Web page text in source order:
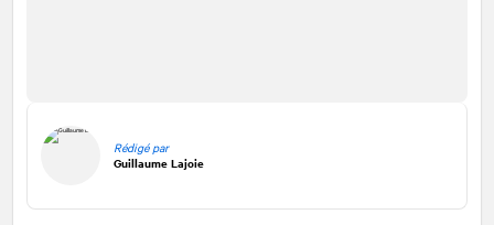
Rédigé par
Guillaume Lajoie